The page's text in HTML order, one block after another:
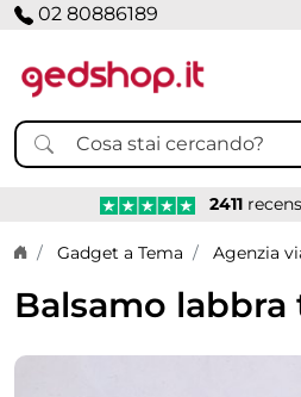
02 80886189
2411
Home page
Gadget a Tema Agenzia
Balsamo labbra